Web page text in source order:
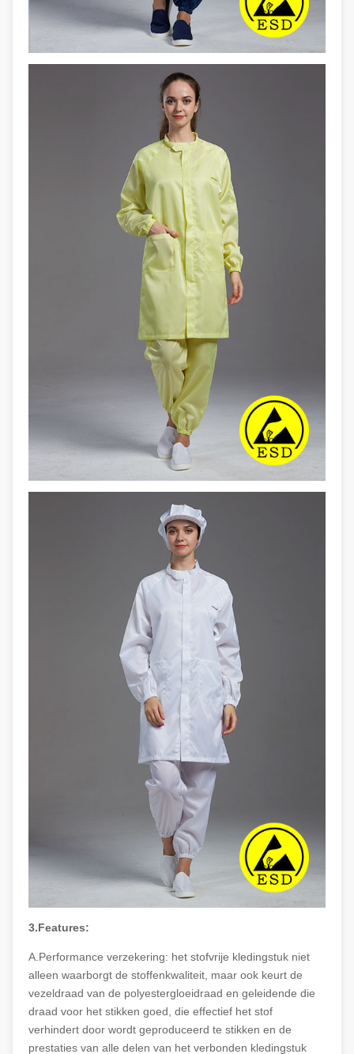
3.Features:
A.Performance verzekering: het stofvrije kledingstuk niet
alleen waarborgt de stoffenkwaliteit, maar ook keurt de
vezeldraad van de polyestergloeidraad en geleidende die
draad voor het stikken goed, die effectief het stof
verhindert door wordt geproduceerd te stikken en de
prestaties van alle delen van het verbonden kledingstuk